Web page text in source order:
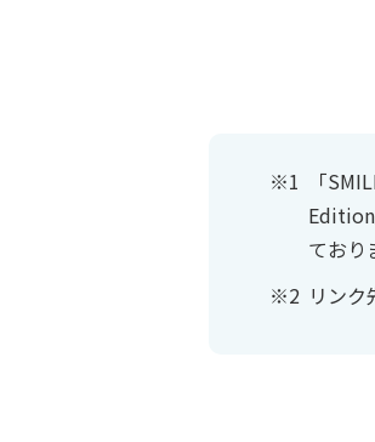
「
ており
リンク